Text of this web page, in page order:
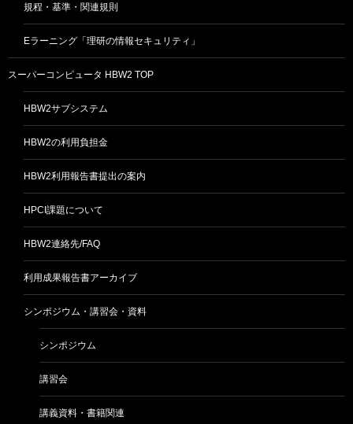
規程・基準・関連規則
Eラーニング「理研の情報セキュリティ」
スーパーコンピュータ HBW2 TOP
HBW2サブシステム
HBW2の利用負担金
HBW2利用報告書提出の案内
HPCI課題について
HBW2連絡先/FAQ
利用成果報告書アーカイブ
シンポジウム・講習会・資料
シンポジウム
講習会
講義資料・書籍関連